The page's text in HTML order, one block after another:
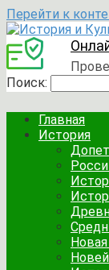
Перейти к
Поиск:
Главная
История